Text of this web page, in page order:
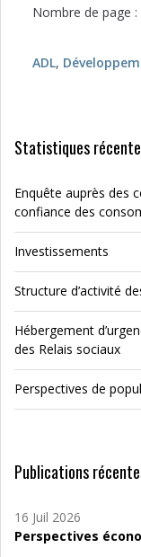
Nombre de page :
ADL,
Statistiques
Enquête auprès des
confiance des
Investissements
Structure d’activité
Hébergement
des Relais sociaux
Perspectives de
Publications
16 Juil 2026
Perspectives